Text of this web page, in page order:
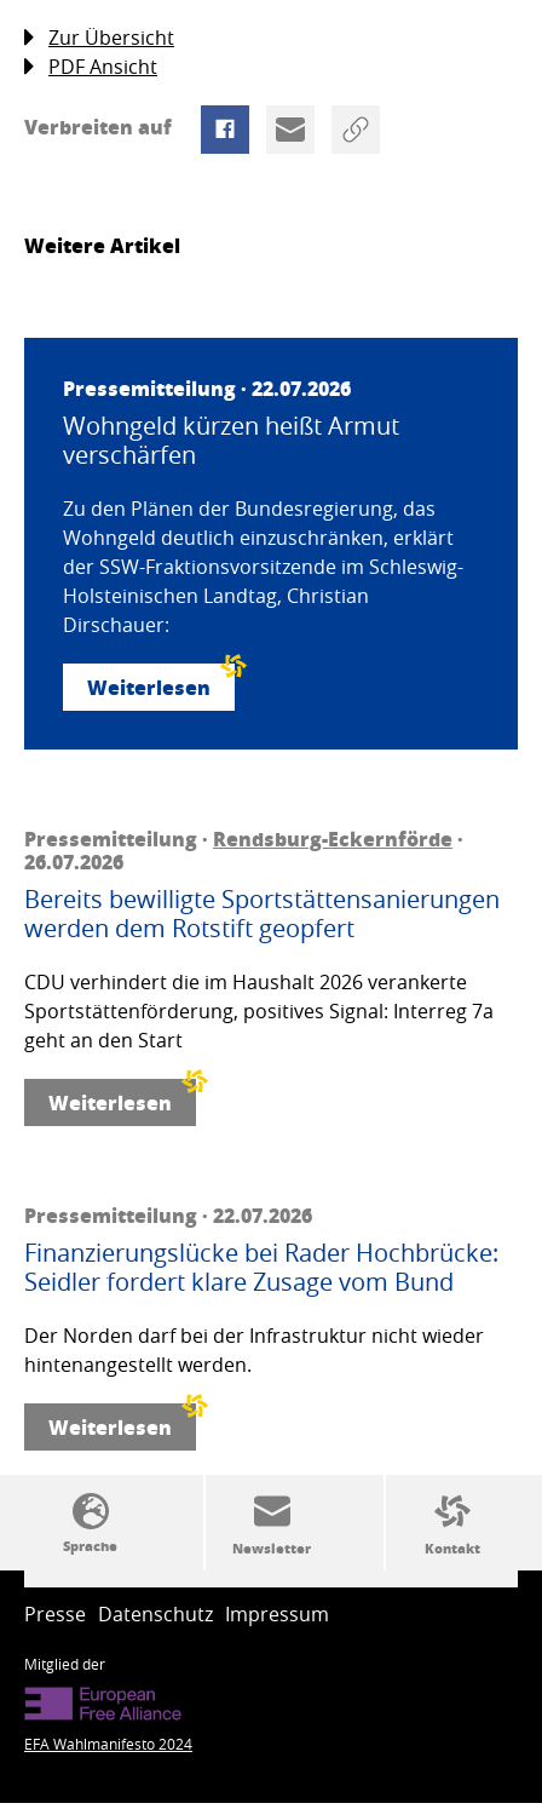
Zur Übersicht
PDF Ansicht
Verbreiten auf
Weitere Artikel
Pressemitteilung · 22.07.2026
Wohngeld kürzen heißt Armut
verschärfen
Zu den Plänen der Bundesregierung, das
Wohngeld deutlich einzuschränken, erklärt
der SSW-Fraktionsvorsitzende im Schleswig-
Holsteinischen Landtag, Christian
Dirschauer:
Weiterlesen
Pressemitteilung · Rendsburg-Eckernförde·
26.07.2026
Bereits bewilligte Sportstättensanierungen
werden dem Rotstift geopfert
CDU verhindert die im Haushalt 2026 verankerte
Sportstättenförderung, positives Signal: Interreg 7a
geht an den Start
Weiterlesen
Pressemitteilung · 22.07.2026
Finanzierungslücke bei Rader Hochbrücke:
Seidler fordert klare Zusage vom Bund
Der Norden darf bei der Infrastruktur nicht wieder
hintenangestellt werden.
Weiterlesen
SSW-Politik von A bis Z
Presse Datenschutz Impressum
Mitglied der
EFA Wahlmanifesto 2024